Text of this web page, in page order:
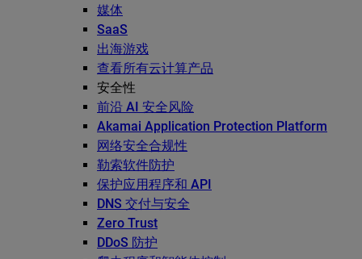
媒体
SaaS
出海游戏
查看所有云计算产品
安全性
前沿 AI 安全风险
Akamai Application Protection Platform
网络安全合规性
勒索软件防护
保护应用程序和 API
DNS 交付与安全
Zero Trust
DDoS 防护